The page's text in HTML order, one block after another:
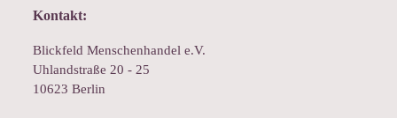
Kontakt:
Blickfeld Menschenhandel e.V.
Uhlandstraße 20 - 25
10623 Berlin